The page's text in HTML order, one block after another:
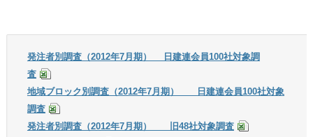
発注者別調査（2012年7月期） 日建連会員100社対象調
査
地域ブロック別調査（2012年7月期） 日建連会員100社対象
調査
発注者別調査（2012年7月期） 旧48社対象調査